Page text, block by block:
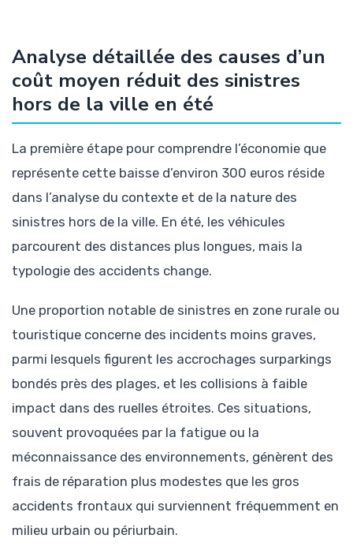
Analyse détaillée des causes d’un
coût moyen réduit des sinistres
hors de la ville en été
La première étape pour comprendre l’économie que
représente cette baisse d’environ 300 euros réside
dans l’analyse du contexte et de la nature des
sinistres hors de la ville. En été, les véhicules
parcourent des distances plus longues, mais la
typologie des accidents change.
Une proportion notable de sinistres en zone rurale ou
touristique concerne des incidents moins graves,
parmi lesquels figurent les accrochages surparkings
bondés près des plages, et les collisions à faible
impact dans des ruelles étroites. Ces situations,
souvent provoquées par la fatigue ou la
méconnaissance des environnements, génèrent des
frais de réparation plus modestes que les gros
accidents frontaux qui surviennent fréquemment en
milieu urbain ou périurbain.